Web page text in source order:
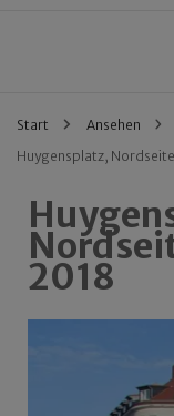
Start Ansehen
Huygensplatz,
2018